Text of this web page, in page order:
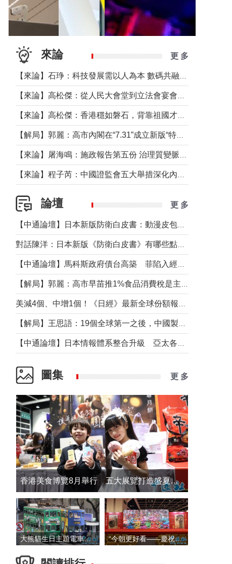
來論 更 多
論壇 更 多
圖集 更 多
香港美食博覽8月舉行 五大展覽打造盛夏嘉年華
大熊貓生日主題電車在香港島行駛 “今朝更好看——慶祝中國共產黨成立105周年名家作品展”6日起舉行